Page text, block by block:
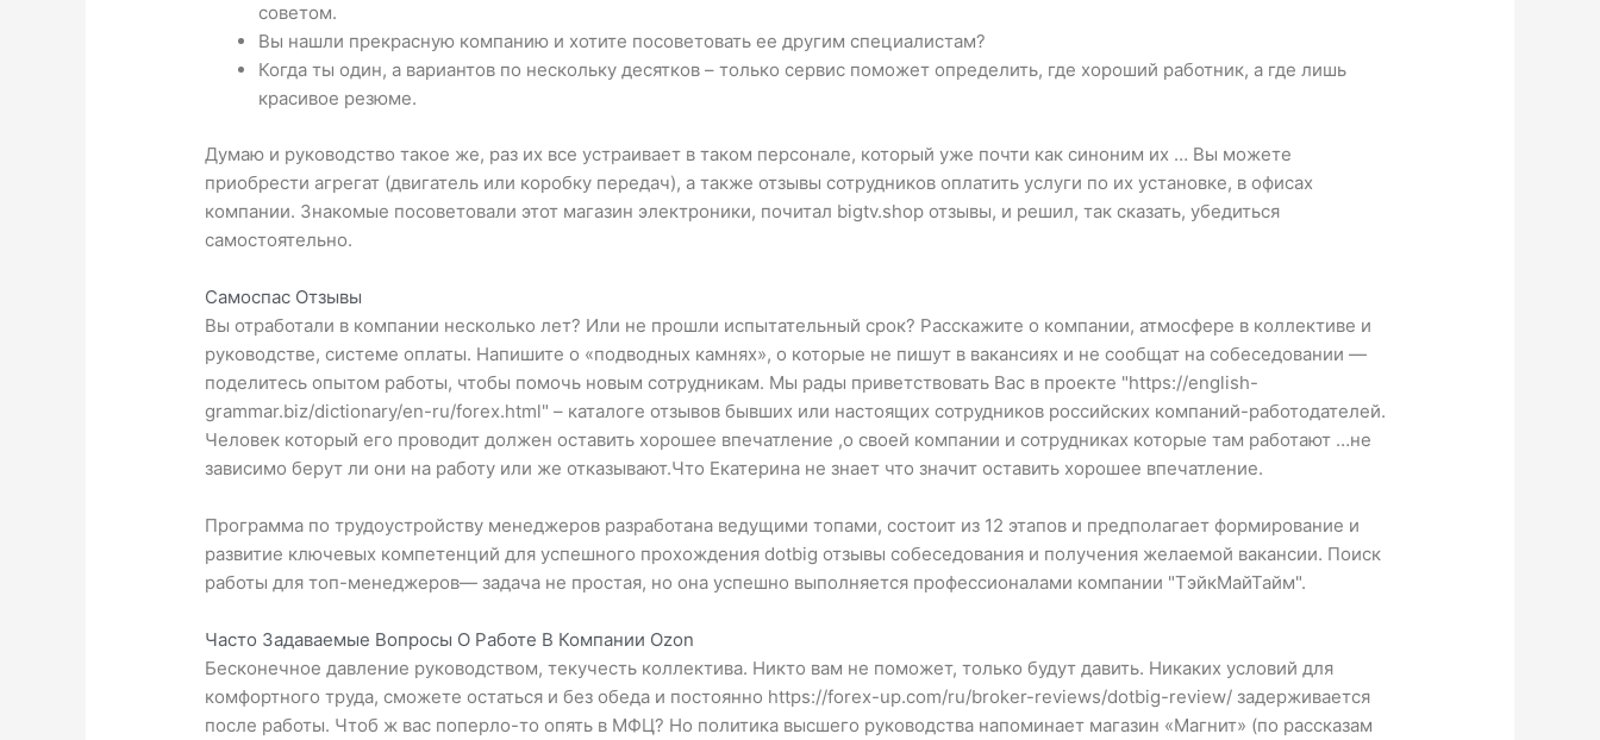
советом.
Вы нашли прекрасную компанию и хотите посоветовать ее другим специалистам?
Когда ты один, а вариантов по нескольку десятков – только сервис поможет определить, где хороший работник, а где лишь
красивое резюме.
Думаю и руководство такое же, раз их все устраивает в таком персонале, который уже почти как синоним их … Вы можете
приобрести агрегат (двигатель или коробку передач), а также отзывы сотрудников оплатить услуги по их установке, в офисах
компании. Знакомые посоветовали этот магазин электроники, почитал bigtv.shop отзывы, и решил, так сказать, убедиться
самостоятельно.
Самоспас Отзывы
Вы отработали в компании несколько лет? Или не прошли испытательный срок? Расскажите о компании, атмосфере в коллективе и
руководстве, системе оплаты. Напишите о «подводных камнях», о которые не пишут в вакансиях и не сообщат на собеседовании —
поделитесь опытом работы, чтобы помочь новым сотрудникам. Мы рады приветствовать Вас в проекте "https://english-
grammar.biz/dictionary/en-ru/forex.html" – каталоге отзывов бывших или настоящих сотрудников российских компаний-работодателей.
Человек который его проводит должен оставить хорошее впечатление ,о своей компании и сотрудниках которые там работают …не
зависимо берут ли они на работу или же отказывают.Что Екатерина не знает что значит оставить хорошее впечатление.
Программа по трудоустройству менеджеров разработана ведущими топами, состоит из 12 этапов и предполагает формирование и
развитие ключевых компетенций для успешного прохождения dotbig отзывы собеседования и получения желаемой вакансии. Поиск
работы для топ-менеджеров— задача не простая, но она успешно выполняется профессионалами компании "ТэйкМайТайм".
Часто Задаваемые Вопросы О Работе В Компании Ozon
Бесконечное давление руководством, текучесть коллектива. Никто вам не поможет, только будут давить. Никаких условий для
комфортного труда, сможете остаться и без обеда и постоянно https://forex-up.com/ru/broker-reviews/dotbig-review/ задерживается
после работы. Чтоб ж вас поперло-то опять в МФЦ? Но политика высшего руководства напоминает магазин «Магнит» (по рассказам